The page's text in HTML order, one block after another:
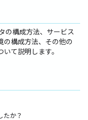
の構成方法、サービス
の構成方法、その他の
て説明します。
たか？